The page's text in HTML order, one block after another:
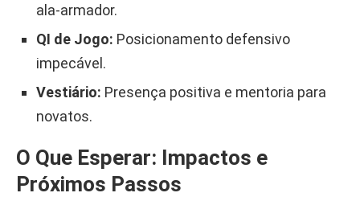
ala-armador.
QI de Jogo: Posicionamento defensivo
impecável.
Vestiário: Presença positiva e mentoria para
novatos.
O Que Esperar: Impactos e
Próximos Passos